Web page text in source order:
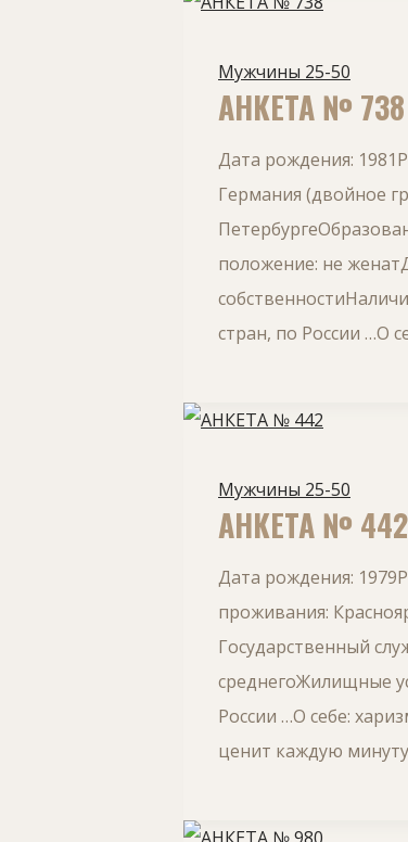
Мужчины 25-50
АНКЕТА № 738
Дата рождения:
Германия (двойное
положение: не
стран, по России …О
Мужчины 25-50
АНКЕТА № 442
Дата рождения:
проживания:
Государственный
среднегоЖилищные
России …О себе:
ценит каждую